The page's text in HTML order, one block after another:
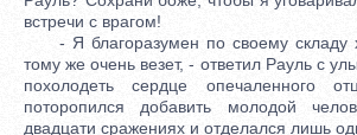
встречи с врагом!
- Я благоразумен по своему складу
тому же очень везет, - ответил Рауль с
похолодеть сердце
поторопился добавить молодой
двадцати сражениях и отделался лишь